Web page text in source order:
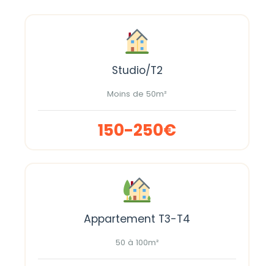
Studio/T2
Moins de 50m²
150-250€
Appartement T3-T4
50 à 100m²